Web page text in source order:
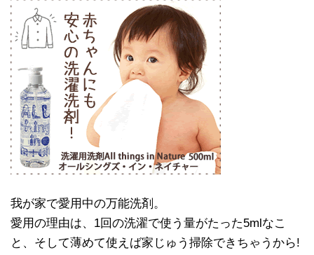
我が家で愛用中の万能洗剤。
愛用の理由は、1回の洗濯で使う量がたった5mlなこ
と、そして薄めて使えば家じゅう掃除できちゃうから!